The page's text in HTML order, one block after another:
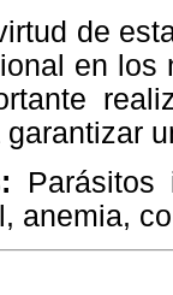
de
en
Parásitos
anemia,